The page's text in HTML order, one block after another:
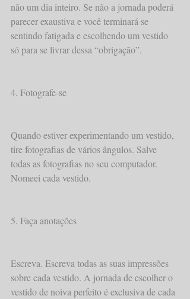
não um dia inteiro. Se não a jornada poderá
parecer exaustiva e você terminará se
sentindo fatigada e escolhendo um vestido
só para se livrar dessa “obrigação”.
4. Fotografe-se
Quando estiver experimentando um vestido,
tire fotografias de vários ângulos. Salve
todas as fotografias no seu computador.
Nomeei cada vestido.
5. Faça anotações
Escreva. Escreva todas as suas impressões
sobre cada vestido. A jornada de escolher o
vestido de noiva perfeito é exclusiva de cada